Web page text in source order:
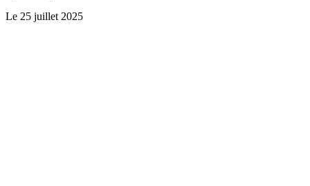
Le 25 juillet 2025